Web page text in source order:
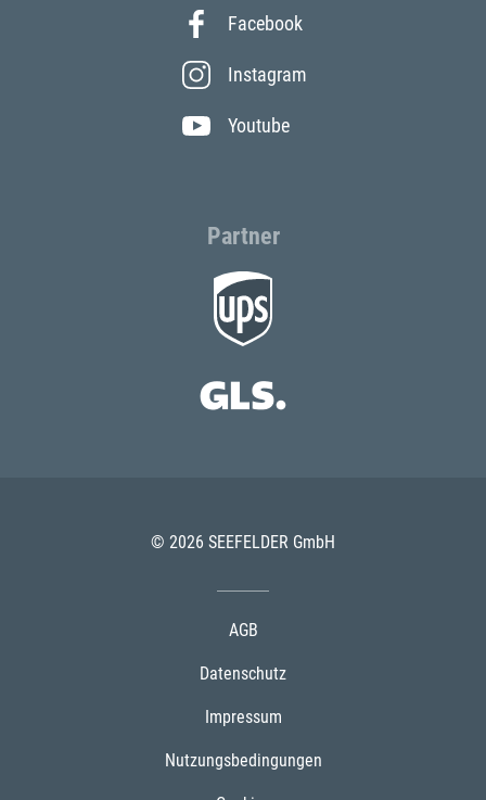
Facebook
Instagram
Youtube
Partner
© 2026 SEEFELDER GmbH
AGB
Datenschutz
Impressum
Nutzungsbedingungen